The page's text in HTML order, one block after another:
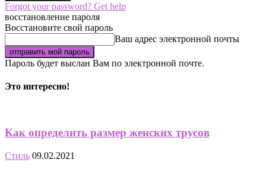
Forgot your password? Get help
восстановление пароля
Восстановите свой пароль
Ваш адрес электронной почты
Пароль будет выслан Вам по электронной почте.
Это интересно!
Как определить размер женских трусов
Стиль 09.02.2021